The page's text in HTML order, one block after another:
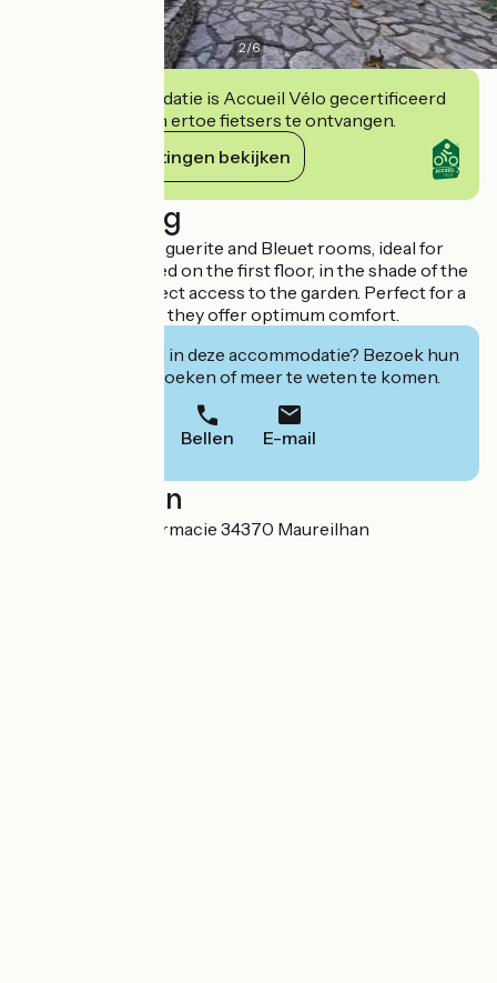
2/6
Deze accommodatie is Accueil Vélo gecertificeerd
en verbindt zich ertoe fietsers te ontvangen.
Haar verplichtingen bekijken
Beschrijving
The adjoining Marguerite and Bleuet rooms, ideal for
families, are located on the first floor, in the shade of the
trees and with direct access to the garden. Perfect for a
cool summer stay, they offer optimum comfort.
Geïnteresseerd in deze accommodatie? Bezoek hun
website om te boeken of meer te weten te komen.
Bellen E-mail
Localisation
Impasse de la Pharmacie 34370 Maureilhan